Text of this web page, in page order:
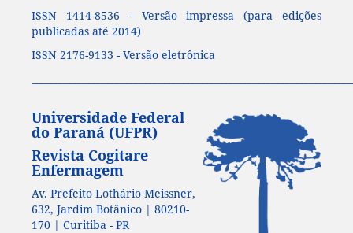
ISSN 1414-8536 - Versão impressa (para edições
publicadas até 2014)
ISSN 2176-9133 - Versão eletrônica
Universidade Federal
do Paraná (UFPR)
Revista Cogitare
Enfermagem
Av. Prefeito Lothário Meissner,
632, Jardim Botânico | 80210-
170 | Curitiba - PR